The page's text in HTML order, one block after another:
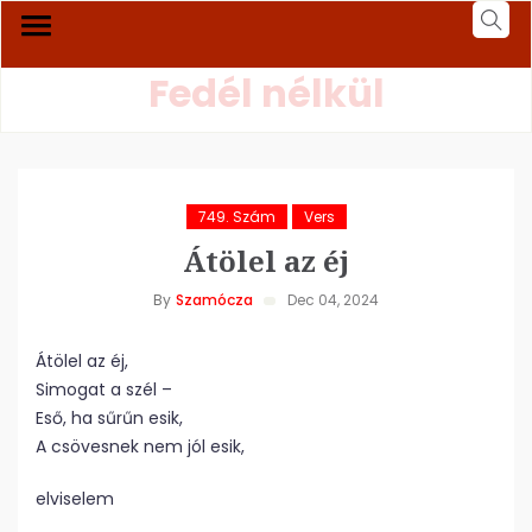
Fedél nélkül
749. Szám Vers
Átölel az éj
By Szamócza Dec 04, 2024
Átölel az éj,
Simogat a szél –
Eső, ha sűrűn esik,
A csövesnek nem jól esik,
elviselem